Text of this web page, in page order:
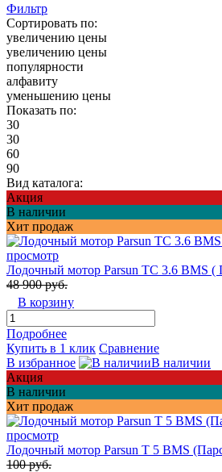
Фильтр
Сортировать по:
увеличению цены
увеличению цены
популярности
алфавиту
уменьшению цены
Показать по:
30
30
60
90
Вид каталога:
Акция
В наличии
Хит продаж
просмотр
Лодочный мотор Parsun TC 3.6 BMS (
48 900 руб.
В корзину
Подробнее
Купить в 1 клик Сравнение
В избранное
В наличии
Акция
В наличии
Хит продаж
просмотр
Лодочный мотор Parsun T 5 BMS
100 руб.